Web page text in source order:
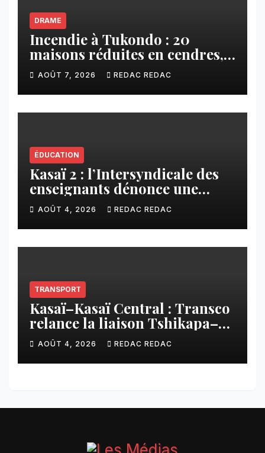
DRAME
Incendie à Tukondo : 20
maisons réduites en cendres,
plusieurs familles sans abri
AOÛT 7, 2026 REDAC REDAC
ÉDUCATION
Kasaï 2 : l’Intersyndicale des
enseignants dénonce une
contribution financière
imposée aux écoles de la
CNCA
AOÛT 4, 2026 REDAC REDAC
TRANSPORT
Kasaï–Kasaï Central : Transco
relance la liaison Tshikapa–
Tshiamu pour faciliter les
échanges
AOÛT 4, 2026 REDAC REDAC